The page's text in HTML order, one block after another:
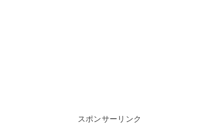
スポンサーリンク